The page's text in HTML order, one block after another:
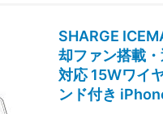
SHARGE
却ファン搭載
対応 15Wワイ
ンド付き